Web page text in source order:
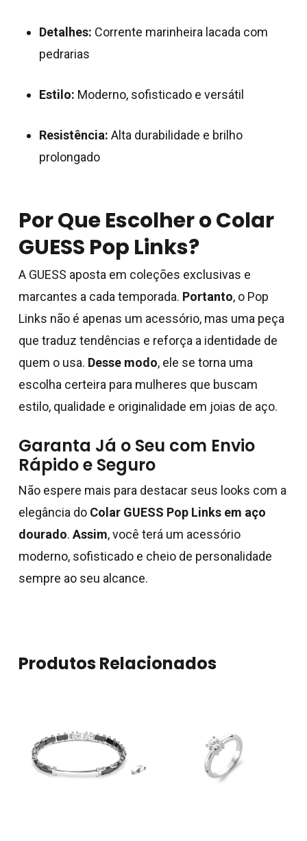
Nenhum produto no
carrinho.
Detalhes: Corrente marinheira lacada com
pedrarias
Estilo: Moderno, sofisticado e versátil
Resistência: Alta durabilidade e brilho
prolongado
Por Que Escolher o Colar
GUESS Pop Links?
A GUESS aposta em coleções exclusivas e
marcantes a cada temporada. Portanto, o Pop
Links não é apenas um acessório, mas uma peça
que traduz tendências e reforça a identidade de
quem o usa. Desse modo, ele se torna uma
escolha certeira para mulheres que buscam
estilo, qualidade e originalidade em joias de aço.
Garanta Já o Seu com Envio
Rápido e Seguro
Não espere mais para destacar seus looks com a
elegância do Colar GUESS Pop Links em aço
dourado. Assim, você terá um acessório
moderno, sofisticado e cheio de personalidade
sempre ao seu alcance.
Produtos Relacionados